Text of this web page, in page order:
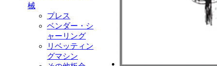
械
プレス
ベンダー・シ
ャーリング
リベッティン
グマシン